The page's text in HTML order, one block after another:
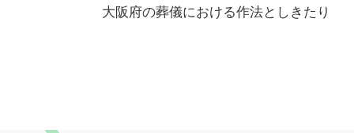
大阪府の葬儀における作法としきたり